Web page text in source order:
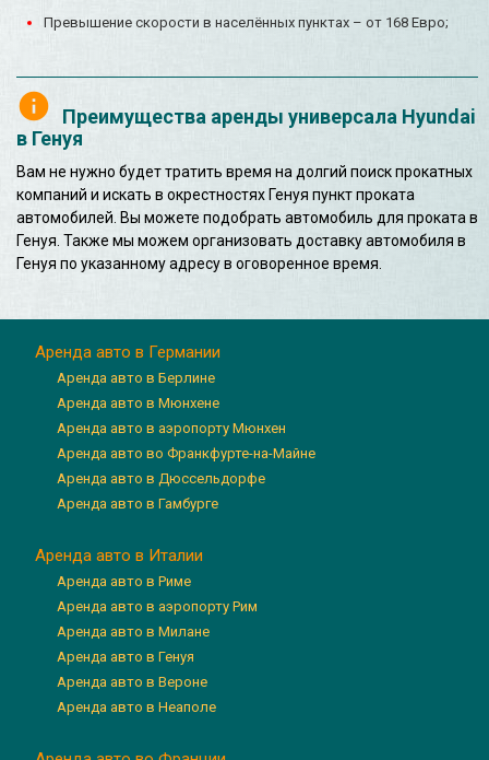
Превышение скорости в населённых пунктах – от 168 Евро;
Преимущества аренды универсала Hyundai
в Генуя
Вам не нужно будет тратить время на долгий поиск прокатных
компаний и искать в окрестностях Генуя пункт проката
автомобилей. Вы можете подобрать автомобиль для проката в
Генуя. Также мы можем организовать доставку автомобиля в
Генуя по указанному адресу в оговоренное время.
Аренда авто в Германии
Аренда авто в Берлине
Аренда авто в Мюнхене
Аренда авто в аэропорту Мюнхен
Аренда авто во Франкфурте-на-Майне
Аренда авто в Дюссельдорфе
Аренда авто в Гамбурге
Аренда авто в Италии
Аренда авто в Риме
Аренда авто в аэропорту Рим
Аренда авто в Милане
Аренда авто в Генуя
Аренда авто в Вероне
Аренда авто в Неаполе